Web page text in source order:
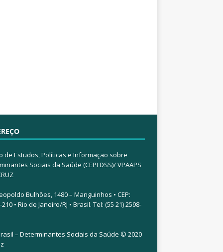
de Estudos, Políticas e Informação sobre
Sociais da Saúde (CEPI DSS)/ VPAAPS
Bulhões, 1480 – Manguinhos • CEP:
• Rio de Janeiro/RJ • Brasil. Tel: (55 21) 2598-
– Determinantes Sociais da Saúde © 2020